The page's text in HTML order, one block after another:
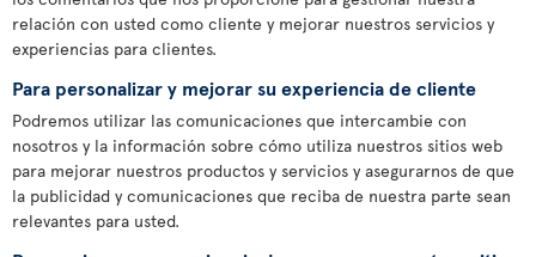
relación con usted como cliente y mejorar nuestros servicios y
experiencias para clientes.
Para personalizar y mejorar su experiencia de cliente
Podremos utilizar las comunicaciones que intercambie con
nosotros y la información sobre cómo utiliza nuestros sitios web
para mejorar nuestros productos y servicios y asegurarnos de que
la publicidad y comunicaciones que reciba de nuestra parte sean
relevantes para usted.